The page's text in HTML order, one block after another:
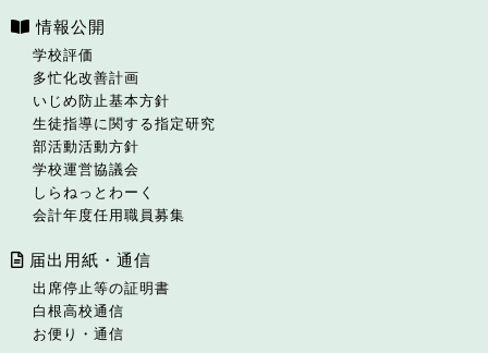
情報公開
学校評価
多忙化改善計画
いじめ防止基本方針
生徒指導に関する指定研究
部活動活動方針
学校運営協議会
しらねっとわーく
会計年度任用職員募集
届出用紙・通信
出席停止等の証明書
白根高校通信
お便り・通信